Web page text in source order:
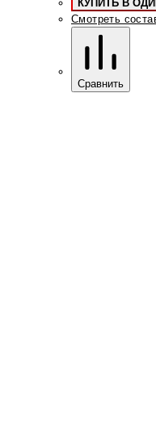
КУПИТЬ В
Смотреть
Сравнить